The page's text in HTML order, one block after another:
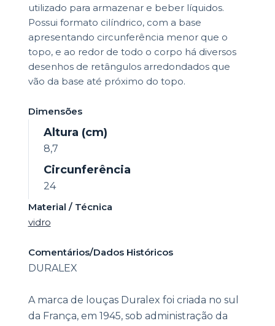
utilizado para armazenar e beber líquidos.
Possui formato cilíndrico, com a base
apresentando circunferência menor que o
topo, e ao redor de todo o corpo há diversos
desenhos de retângulos arredondados que
vão da base até próximo do topo.
Dimensões
Altura (cm)
8,7
Circunferência
24
Material / Técnica
vidro
Comentários/Dados Históricos
DURALEX
A marca de louças Duralex foi criada no sul
da França, em 1945, sob administração da